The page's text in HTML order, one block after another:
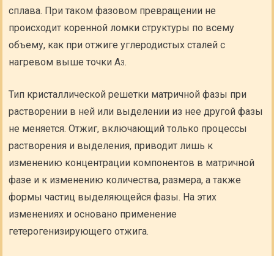
сплава. При таком фазовом превращении не
происходит коренной ломки структуры по всему
объему, как при отжиге углеродистых сталей с
нагревом выше точки А3.
Тип кристаллической решетки матричной фазы при
растворении в ней или выделении из нее другой фазы
не меняется. Отжиг, включающий только процессы
растворения и выделения, приводит лишь к
изменению концентрации компонентов в матричной
фазе и к изменению количества, размера, а также
формы частиц выделяющейся фазы. На этих
изменениях и основано применение
гетерогенизирующего отжига.